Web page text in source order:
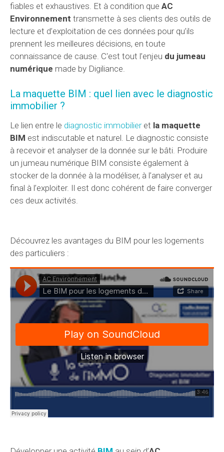
fiables et exhaustives. Et à condition que AC
Environnement transmette à ses clients des outils de
lecture et d’exploitation de ces données pour qu’ils
prennent les meilleures décisions, en toute
connaissance de cause. C'est tout l’enjeu du jumeau
numérique made by Digiliance.
La maquette BIM : quel lien avec le diagnostic
immobilier ?
Le lien entre le diagnostic immobilieret la maquette
BIM est indiscutable et naturel. Le diagnostic consiste
à recevoir et analyser de la donnée sur le bâti. Produire
un jumeau numérique BIM consiste également à
stocker de la donnée à la modéliser, à l’analyser et au
final à l’exploiter. Il est donc cohérent de faire converger
ces deux activités.
Découvrez les avantages du BIM pour les logements
des particuliers :